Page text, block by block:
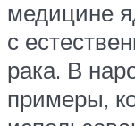
медицине
с
рака. В
примеры,